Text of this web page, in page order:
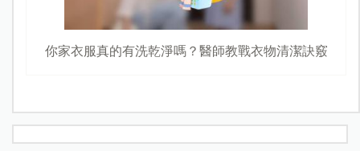
你家衣服真的有洗乾淨嗎？醫師教戰衣物清潔訣竅